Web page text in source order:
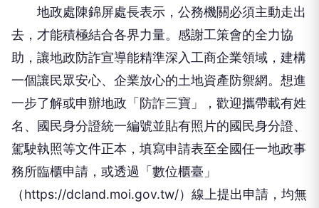
地政處陳錦屏處長表示，公務機關必須主動走出
去，才能積極結合各界力量。感謝工策會的全力協
助，讓地政防詐宣導能精準深入工商企業領域，建構
一個讓民眾安心、企業放心的土地資產防禦網。想進
一步了解或申辦地政「防詐三寶」，歡迎攜帶載有姓
名、國民身分證統一編號並貼有照片的國民身分證、
駕駛執照等文件正本，填寫申請表至全國任一地政事
務所臨櫃申請，或透過「數位櫃臺」
（https://dcland.moi.gov.tw/）線上提出申請，均無